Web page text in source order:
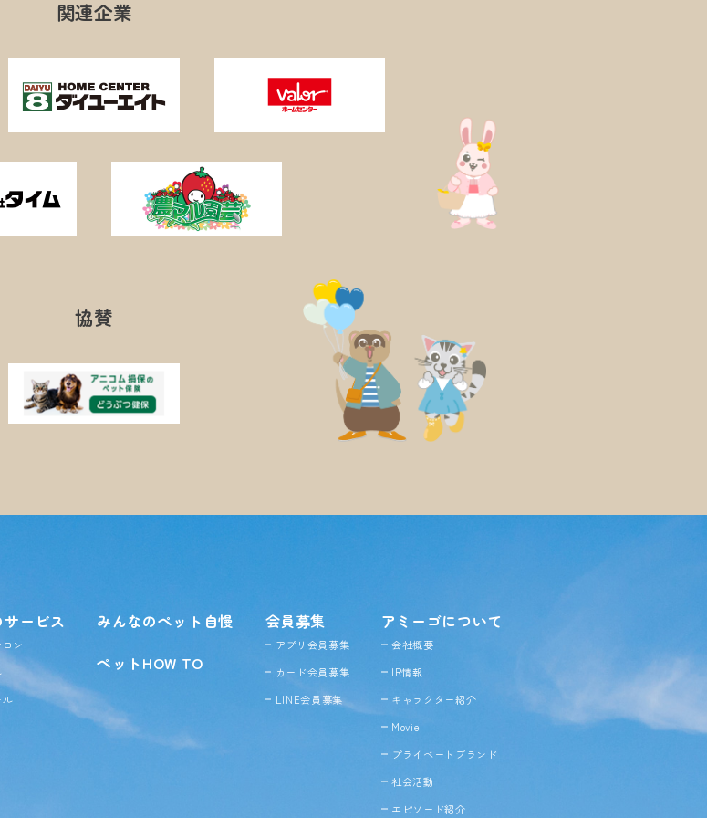
関連企業
協賛
ービス
ン
ル
みんなのペット自慢
ペットHOW TO
会員募集
アプリ会員募集
カード会員募集
LINE会員募集
アミーゴについて
会社概要
IR情報
キャラクター紹介
Movie
プライベートブランド
社会活動
エピソード紹介